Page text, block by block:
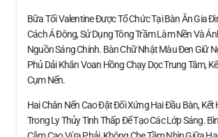
Bữa Tối Valentine Được Tổ Chức Tại Bàn Ăn Gia
Cách Á Đông, Sử Dụng Tông Trầm Làm Nền Và
Nguồn Sáng Chính. Bàn Chữ Nhật Màu Đen Giữ
Phủ Dải Khăn Voan Hồng Chạy Dọc Trung Tâm,
Cụm Nến.
Hai Chân Nến Cao Đặt Đối Xứng Hai Đầu Bàn, Kết
Trong Ly Thủy Tinh Thấp Để Tạo Các Lớp Sáng.